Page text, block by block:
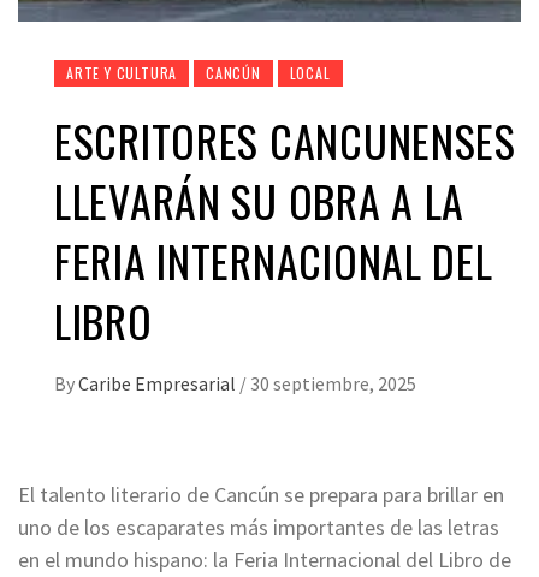
ARTE Y CULTURA CANCÚN LOCAL
ESCRITORES CANCUNENSES
LLEVARÁN SU OBRA A LA
FERIA INTERNACIONAL DEL
LIBRO
ByCaribe Empresarial / 30 septiembre, 2025
El talento literario de Cancún se prepara para brillar en
uno de los escaparates más importantes de las letras
en el mundo hispano: la Feria Internacional del Libro de